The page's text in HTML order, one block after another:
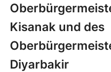
Kisanak und des
Diyarbakir